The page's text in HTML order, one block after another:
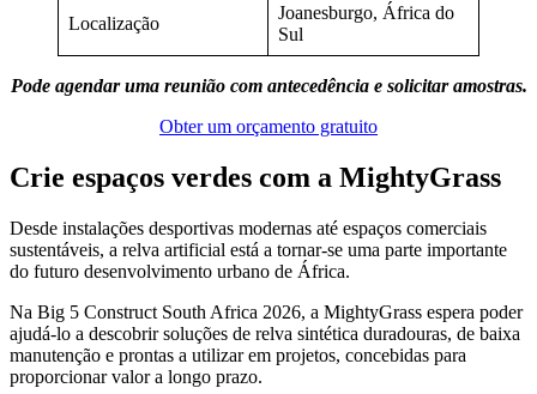
Localização
Joanesburgo, África do
Sul
Pode agendar uma reunião com antecedência e solicitar amostras.
Obter um orçamento gratuito
Crie espaços verdes com a MightyGrass
Desde instalações desportivas modernas até espaços comerciais
sustentáveis, a relva artificial está a tornar-se uma parte importante
do futuro desenvolvimento urbano de África.
Na Big 5 Construct South Africa 2026, a MightyGrass espera poder
ajudá-lo a descobrir soluções de relva sintética duradouras, de baixa
manutenção e prontas a utilizar em projetos, concebidas para
proporcionar valor a longo prazo.